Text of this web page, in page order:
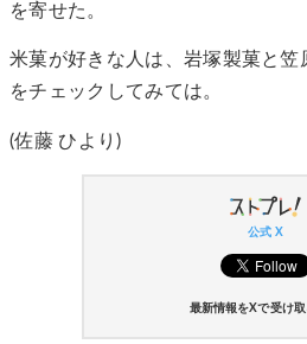
を寄せた。
米菓が好きな人は、岩塚製菓と笠
をチェックしてみては。
(佐藤 ひより)
公式 X
最新情報をXで受け取